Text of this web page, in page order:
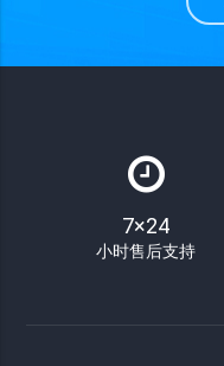
7×24
小时售后支持